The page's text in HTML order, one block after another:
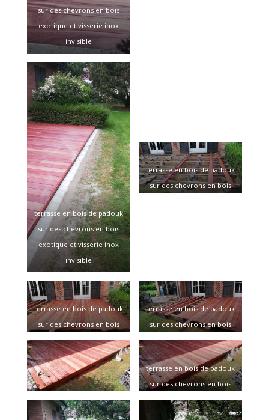
sur des chevrons en bois
exotique et visserie inox
invisible
terrasse en bois de padouk
sur des chevrons en bois
exotique et visserie inox
invisible
terrasse en bois de padouk
sur des chevrons en bois
terrasse en bois de padouk
sur des chevrons en bois
exotique et visserie inox
invisible
terrasse en bois de padouk
sur des chevrons en bois
exotique et visserie inox
invisible
terrasse en bois de padouk
sur des chevrons en bois
exotique et visserie inox
invisible